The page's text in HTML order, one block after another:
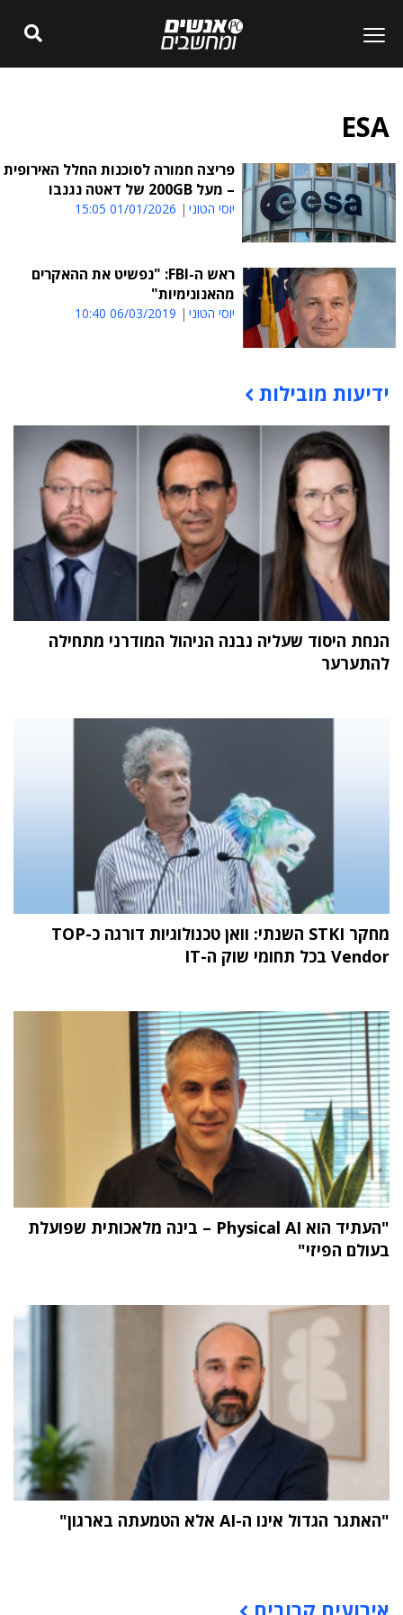
ESA
פריצה חמורה לסוכנות החלל האירופית
– מעל 200GB של דאטה נגנבו
יוסי הטוני 01/01/2026 15:05
ראש ה-FBI: "נפשיט את ההאקרים
מהאנונימיות"
יוסי הטוני 06/03/2019 10:40
תוכן פרסומי
ידיעות מובילות
הנחת היסוד שעליה נבנה הניהול המודרני מתחילה
להתערער
מחקר STKI השנתי: וואן טכנולוגיות דורגה כ-TOP
Vendor בכל תחומי שוק ה-IT
"העתיד הוא Physical AI – בינה מלאכותית שפועלת
בעולם הפיזי"
"האתגר הגדול אינו ה-AI אלא הטמעתה בארגון"
אירועים קרובים